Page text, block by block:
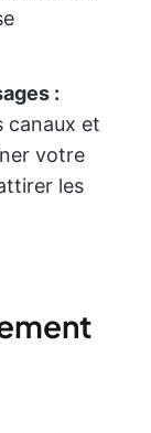
:
canaux et
votre
les